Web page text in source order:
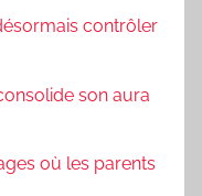
contrôler
son aura
où les parents